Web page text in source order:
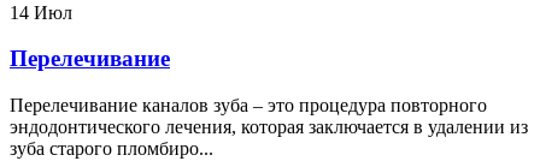
14 Июл
Перелечивание
Перелечивание каналов зуба – это процедура повторного
эндодонтического лечения, которая заключается в удалении из
зуба старого пломбиро...